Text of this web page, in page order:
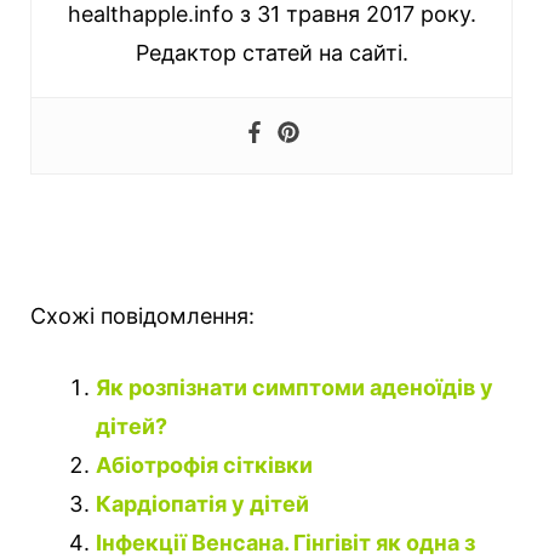
healthapple.info з 31 травня 2017 року.
Редактор статей на сайті.
Схожі повідомлення:
Як розпізнати симптоми аденоїдів у
дітей?
Абіотрофія сітківки
Кардіопатія у дітей
Інфекції Венсана. Гінгівіт як одна з